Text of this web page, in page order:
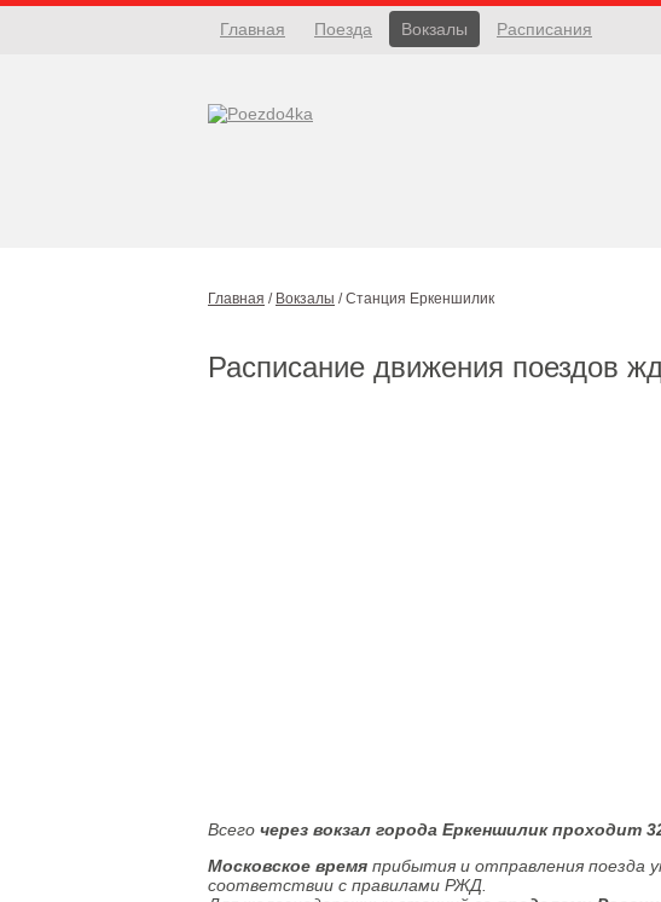
Главная Поезда Вокзалы Расписания
Главная / Вокзалы /Станция Еркеншилик
Расписание движения поездов
Всего через вокзал города Еркеншилик проходит
Московское время прибытия и отправления поезда
соответствии с правилами РЖД.